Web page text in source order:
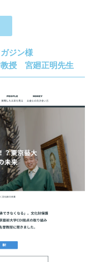
ジン様
教授 宮廻正明先生